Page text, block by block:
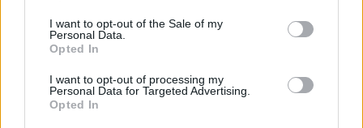
I want to opt-out of the Sale of my
Personal Data.
Opted In
I want to opt-out of processing my
Personal Data for Targeted Advertising.
Opted In